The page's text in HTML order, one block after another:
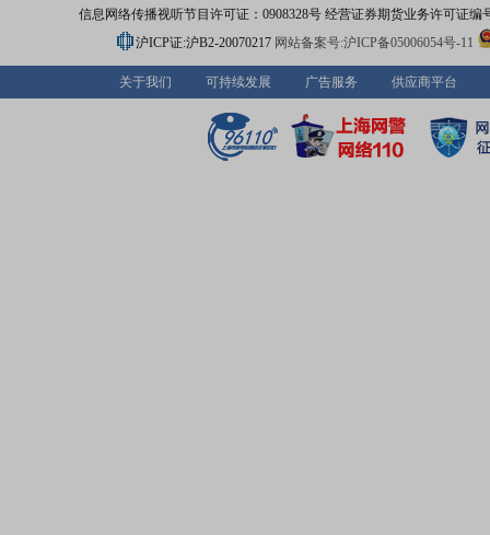
信息网络传播视听节目许可证：0908328号 经营证券期货业务许可证编
沪ICP证:沪B2-20070217 网站备案号:沪ICP备05006054号-11
关于我们 可持续发展 广告服务 供应商平台